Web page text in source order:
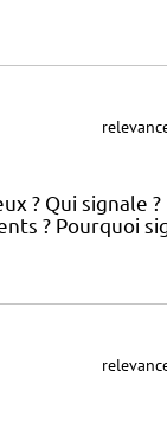
? Qui signale
? Pourquoi